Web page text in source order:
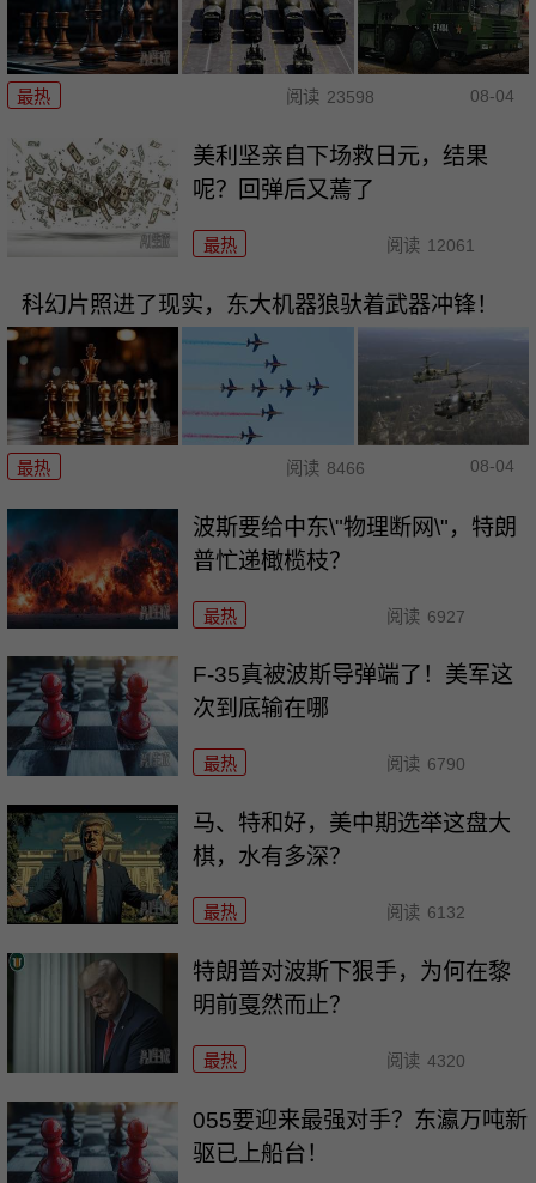
最热 阅读 23598 08-04
美利坚亲自下场救日元，结果
呢？回弹后又蔫了
最热 阅读 12061
科幻片照进了现实，东大机器狼驮着武器冲锋！
最热 阅读 8466 08-04
波斯要给中东\"物理断网\"，特朗
普忙递橄榄枝？
最热 阅读 6927
F-35真被波斯导弹端了！美军这
次到底输在哪
最热 阅读 6790
马、特和好，美中期选举这盘大
棋，水有多深？
最热 阅读 6132
特朗普对波斯下狠手，为何在黎
明前戛然而止？
最热 阅读 4320
055要迎来最强对手？东瀛万吨新
驱已上船台！